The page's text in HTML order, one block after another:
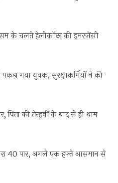
के चलते हेलीकॉप्टर की इमरजेंसी
गया युवक, सुरक्षाकर्मियों ने की
पिता की तेरहवीं के बाद से ही थाम
40 पार, अगले एक हफ्ते आसमान से